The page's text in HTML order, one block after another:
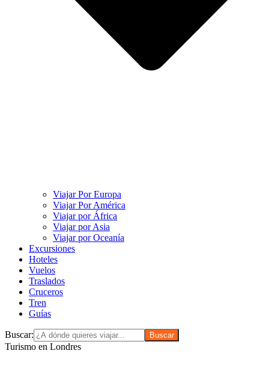
Viajar Por Europa
Viajar Por América
Viajar por África
Viajar por Asia
Viajar por Oceanía
Excursiones
Hoteles
Vuelos
Traslados
Cruceros
Tren
Guías
Buscar:
Turismo en Londres